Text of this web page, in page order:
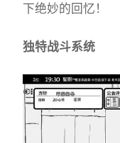
下绝妙的回忆！
独特战斗系统